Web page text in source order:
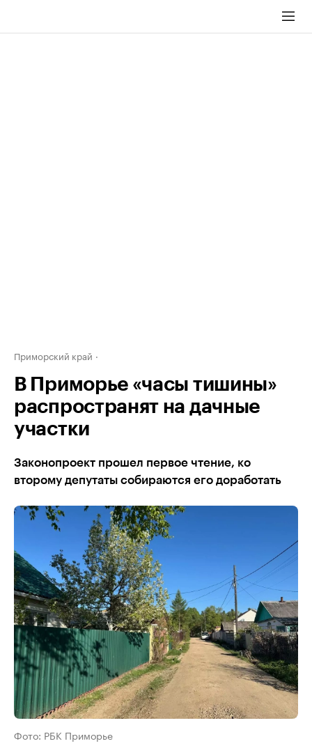
Приморский край
В Приморье «часы тишины»
распространят на дачные
участки
Законопроект прошел первое чтение, ко
второму депутаты собираются его доработать
Фото: РБК Приморье